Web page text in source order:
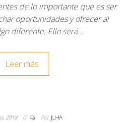
de lo importante que es ser
oportunidades y ofrecer al
diferente. Ello será…
Leer más
2018 0 Por JLHA